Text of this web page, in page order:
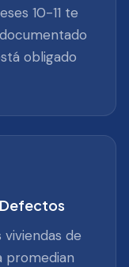
10-11 te
obligado
Defectos
de
promedian